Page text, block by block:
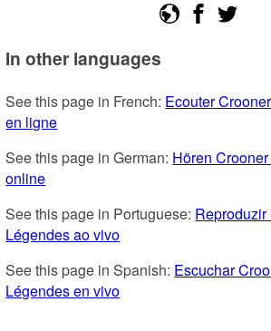
In other languages
See this page in French: Ecouter
en ligne
See this page in German: Hören
online
See this page in Portuguese:
Légendes ao vivo
See this page in Spanish: Escuchar
Légendes en vivo